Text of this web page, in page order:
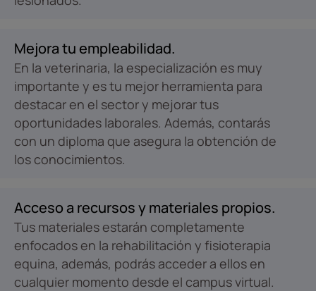
Mejora tu empleabilidad.
En la veterinaria, la especialización es muy
importante y es tu mejor herramienta para
destacar en el sector y mejorar tus
oportunidades laborales. Además, contarás
con un diploma que asegura la obtención de
los conocimientos.
Acceso a recursos y materiales propios.
Tus materiales estarán completamente
enfocados en la rehabilitación y fisioterapia
equina, además, podrás acceder a ellos en
cualquier momento desde el campus virtual.